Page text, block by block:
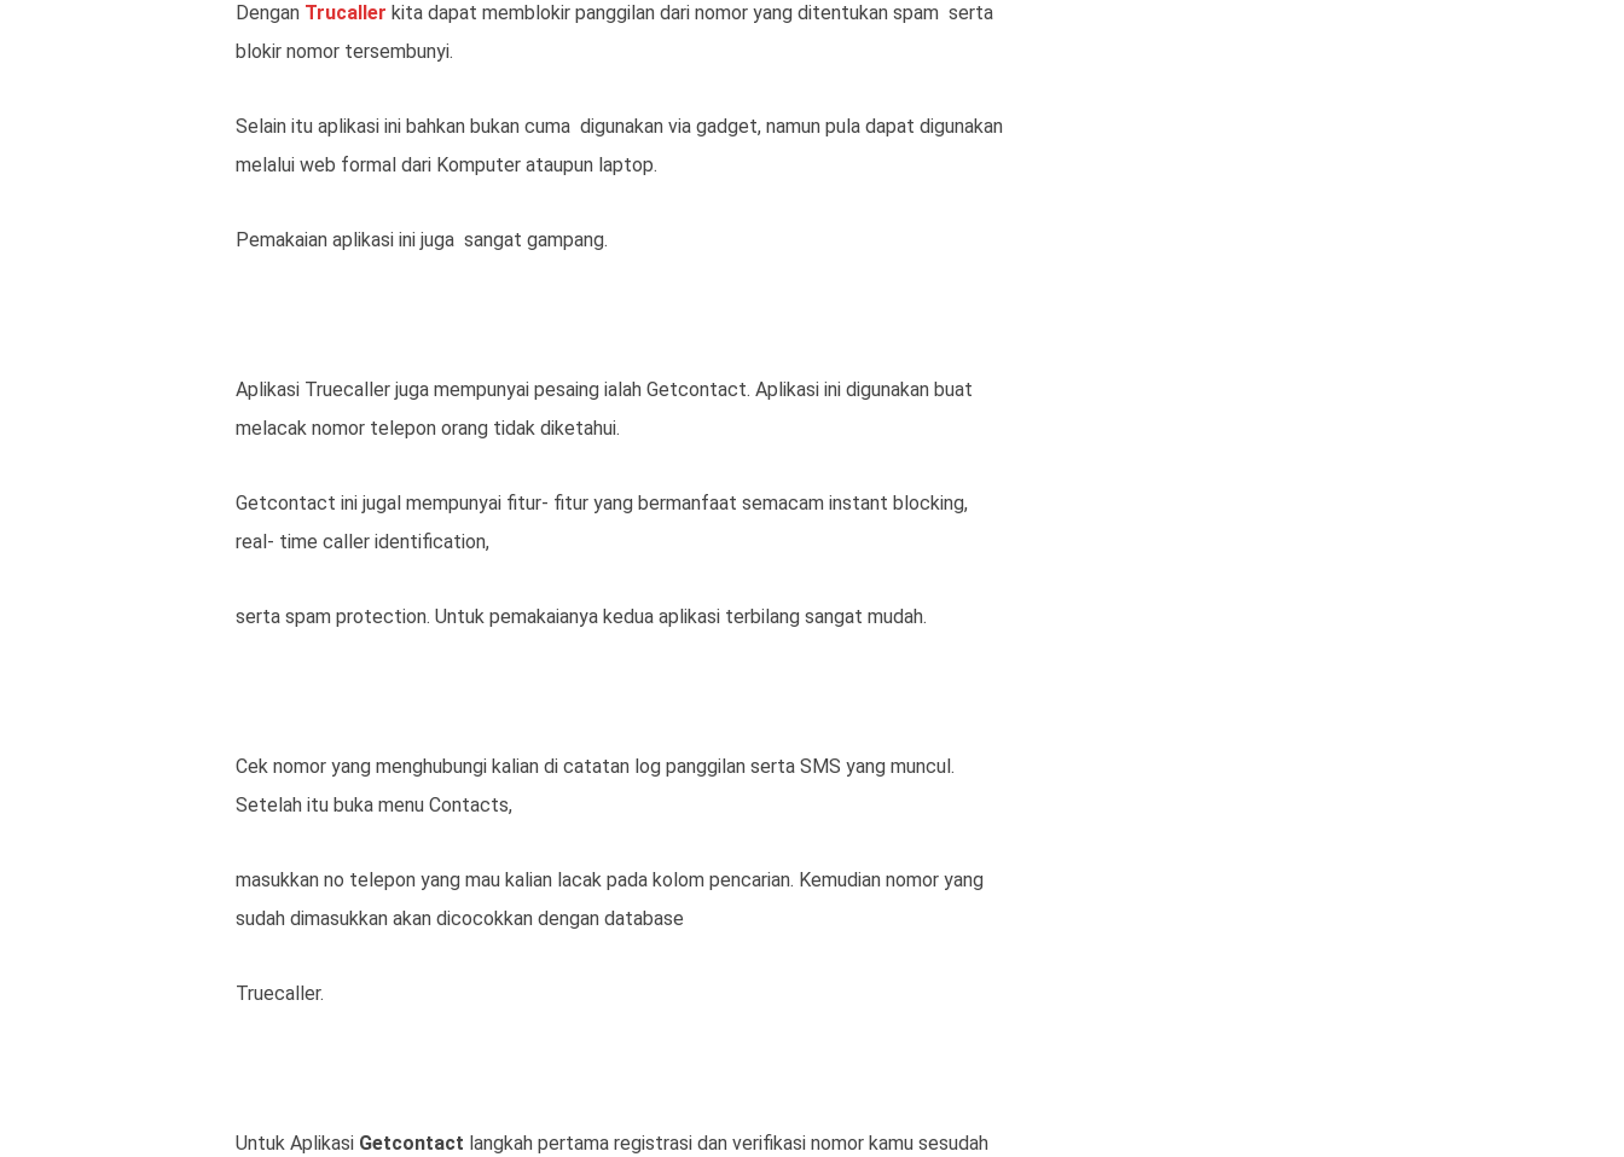
Dengan Trucaller kita dapat memblokir panggilan dari nomor yang ditentukan spam serta
blokir nomor tersembunyi.
Selain itu aplikasi ini bahkan bukan cuma digunakan via gadget, namun pula dapat digunakan
melalui web formal dari Komputer ataupun laptop.
Pemakaian aplikasi ini juga sangat gampang.
Aplikasi Truecaller juga mempunyai pesaing ialah Getcontact. Aplikasi ini digunakan buat
melacak nomor telepon orang tidak diketahui.
Getcontact ini jugal mempunyai fitur- fitur yang bermanfaat semacam instant blocking,
real- time caller identification,
serta spam protection. Untuk pemakaianya kedua aplikasi terbilang sangat mudah.
Cek nomor yang menghubungi kalian di catatan log panggilan serta SMS yang muncul.
Setelah itu buka menu Contacts,
masukkan no telepon yang mau kalian lacak pada kolom pencarian. Kemudian nomor yang
sudah dimasukkan akan dicocokkan dengan database
Truecaller.
Untuk Aplikasi Getcontact langkah pertama registrasi dan verifikasi nomor kamu sesudah